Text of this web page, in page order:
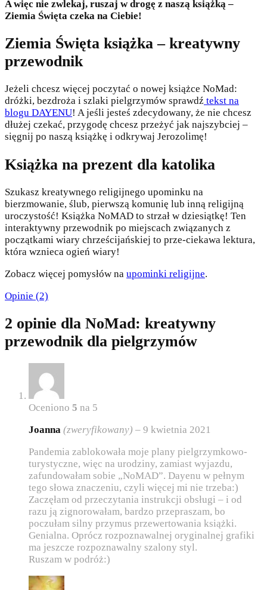
A więc nie zwlekaj, ruszaj w drogę z naszą książką –
Ziemia Święta czeka na Ciebie!
Ziemia Święta książka – kreatywny
przewodnik
Jeżeli chcesz więcej poczytać o nowej książce NoMad:
dróżki, bezdroża i szlaki pielgrzymów sprawdź tekst na
blogu DAYENU! A jeśli jesteś zdecydowany, że nie chcesz
dłużej czekać, przygodę chcesz przeżyć jak najszybciej –
sięgnij po naszą książkę i odkrywaj Jerozolimę!
Książka na prezent dla katolika
Szukasz kreatywnego religijnego upominku na
bierzmowanie, ślub, pierwszą komunię lub inną religijną
uroczystość! Książka NoMAD to strzał w dziesiątkę! Ten
interaktywny przewodnik po miejscach związanych z
początkami wiary chrześcijańskiej to prze-ciekawa lektura,
która wznieca ogień wiary!
Zobacz więcej pomysłów na upominki religijne.
Opinie (2)
2 opinie dla NoMad: kreatywny
przewodnik dla pielgrzymów
Oceniono 5 na 5
Joanna (zweryfikowany) – 9 kwietnia 2021
Pandemia zablokowała moje plany pielgrzymkowo-
turystyczne, więc na urodziny, zamiast wyjazdu,
zafundowałam sobie „NoMAD”. Dayenu w pełnym
tego słowa znaczeniu, czyli więcej mi nie trzeba:)
Zaczęłam od przeczytania instrukcji obsługi – i od
razu ją zignorowałam, bardzo przepraszam, bo
poczułam silny przymus przewertowania książki.
Genialna. Oprócz rozpoznawalnej oryginalnej grafiki
ma jeszcze rozpoznawalny szalony styl.
Ruszam w podróż:)